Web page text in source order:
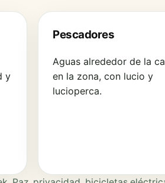
y
Pescadores
Aguas alrededor de la
en la zona, con lucio y
lucioperca.